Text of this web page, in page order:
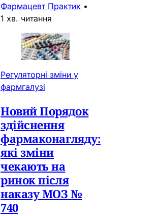
Фармацевт Практик •
1 хв. читання
Регуляторні зміни у
фармгалузі
Новий Порядок
здійснення
фармаконагляду:
які зміни
чекають на
ринок після
наказу МОЗ №
740